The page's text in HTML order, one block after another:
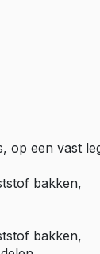
op een vast
bakken,
bakken,